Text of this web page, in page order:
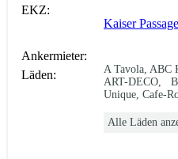
EKZ:
Kaiser
Ankermieter:
Läden:
A Tavola, ABC
ART-DECO,
Unique, Cafe-
Alle Läden